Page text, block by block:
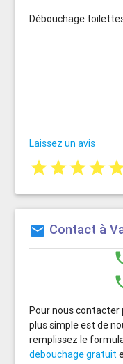
Débouchage
Laissez un avis
starstarstarstar
mail Contact à
Pour nous contacter
plus simple est de
remplissez le
debouchage gratuit